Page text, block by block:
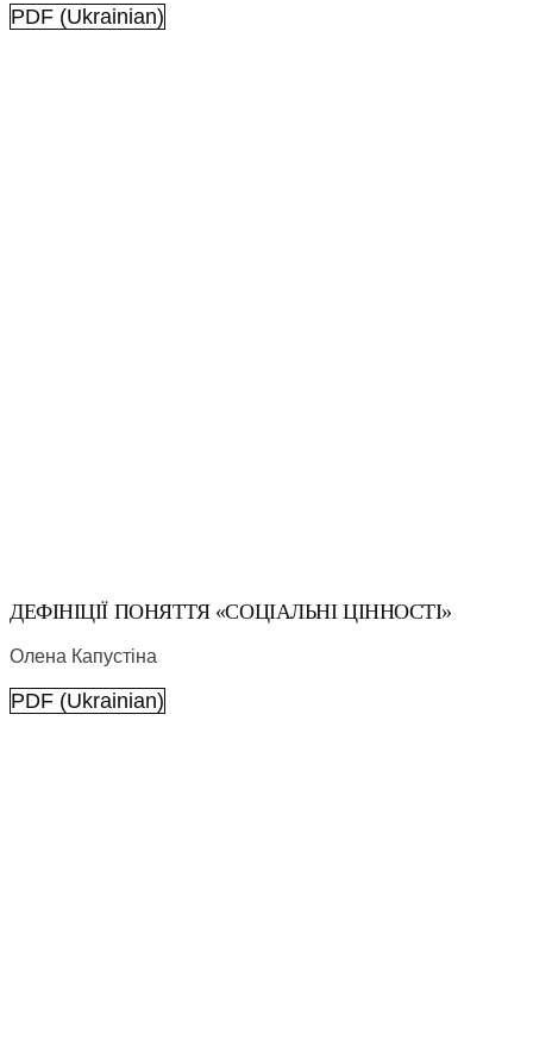
PDF (Ukrainian)
ДЕФІНІЦІЇ ПОНЯТТЯ «СОЦІАЛЬНІ ЦІННОСТІ»
Олена Капустіна
PDF (Ukrainian)